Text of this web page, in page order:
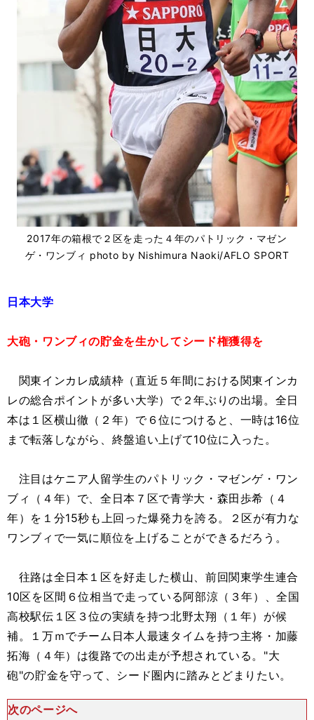
2017年の箱根で２区を走った４年のパトリック・マゼン
ゲ・ワンブィ photo by Nishimura Naoki/AFLO SPORT
日本大学
大砲・ワンブィの貯金を生かしてシード権獲得を
関東インカレ成績枠（直近５年間における関東インカ
レの総合ポイントが多い大学）で２年ぶりの出場。全日
本は１区横山徹（２年）で６位につけると、一時は16位
まで転落しながら、終盤追い上げて10位に入った。
注目はケニア人留学生のパトリック・マゼンゲ・ワン
ブィ（４年）で、全日本７区で青学大・森田歩希（４
年）を１分15秒も上回った爆発力を誇る。２区が有力な
ワンブィで一気に順位を上げることができるだろう。
往路は全日本１区を好走した横山、前回関東学生連合
10区を区間６位相当で走っている阿部涼（３年）、全国
高校駅伝１区３位の実績を持つ北野太翔（１年）が候
補。１万ｍでチーム日本人最速タイムを持つ主将・加藤
拓海（４年）は復路での出走が予想されている。"大
砲"の貯金を守って、シード圏内に踏みとどまりたい。
次のページへ